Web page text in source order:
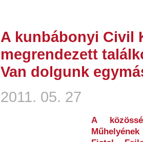
A kunbábonyi Civil
megrendezett
Van dolgunk
2011. 05. 27
A